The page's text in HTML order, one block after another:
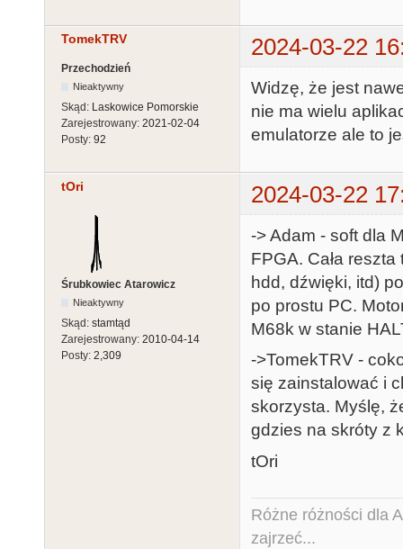
TomekTRV 2024-03-22
Przechodzień
Nieaktywny
Skąd: Laskowice Pomorskie
Zarejestrowany: 2021-02-04
Posty: 92
Widzę, że jest
nie ma wielu
emulatorze ale to
tOri 2024-03-22
Śrubkowiec Atarowicz
Nieaktywny
Skąd: stamtąd
Zarejestrowany: 2010-04-14
Posty: 2,309
-> Adam - soft dla
FPGA. Cała
hdd, dźwięki, itd)
po prostu PC.
M68k w stanie
->TomekTRV -
się zainstalować i
skorzysta. Myślę,
gdzies na skróty z
tOri
Różne różności dla
zajrzeć...